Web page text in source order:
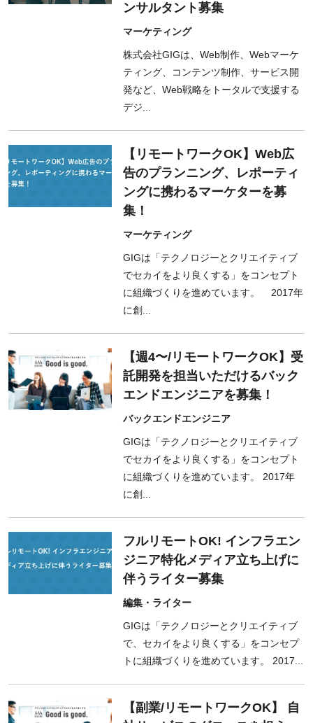
ンサルタント募集
マーケティング
株式会社GIGは、Web制作、Webマーケ
ティング、コンテンツ制作、サービス開
発など、Web戦略をトータルで支援する
デジ...
【リモートワークOK】Web広
告のプランニング、レポーティ
ングに携わるマーケターを募
集！
マーケティング
GIGは「テクノロジーとクリエイティブ
でセカイをより良くする」をコンセプト
に組織づくりを進めています。 2017年
に創...
【週4〜/リモートワークOK】受
託開発を担当いただけるバック
エンドエンジニアを募集！
バックエンドエンジニア
GIGは「テクノロジーとクリエイティブ
でセカイをより良くする」をコンセプト
に組織づくりを進めています。 2017年
に創...
フルリモートOK! インフラエン
ジニア特化メディア立ち上げに
伴うライター募集
編集・ライター
GIGは「テクノロジーとクリエイティブ
で、セカイをより良くする」をコンセプ
トに組織づくりを進めています。 2017...
【副業/リモートワークOK】 自